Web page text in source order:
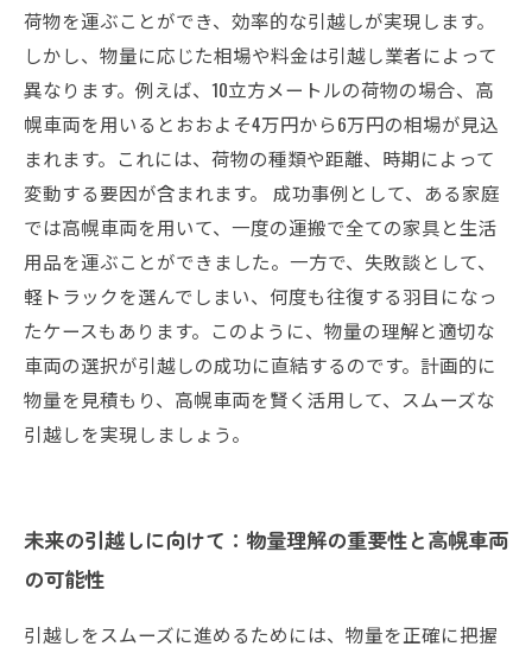
荷物を運ぶことができ、効率的な引越しが実現します。
しかし、物量に応じた相場や料金は引越し業者によって
異なります。例えば、10立方メートルの荷物の場合、高
幌車両を用いるとおおよそ4万円から6万円の相場が見込
まれます。これには、荷物の種類や距離、時期によって
変動する要因が含まれます。 成功事例として、ある家庭
では高幌車両を用いて、一度の運搬で全ての家具と生活
用品を運ぶことができました。一方で、失敗談として、
軽トラックを選んでしまい、何度も往復する羽目になっ
たケースもあります。このように、物量の理解と適切な
車両の選択が引越しの成功に直結するのです。計画的に
物量を見積もり、高幌車両を賢く活用して、スムーズな
引越しを実現しましょう。
未来の引越しに向けて：物量理解の重要性と高幌車両
の可能性
引越しをスムーズに進めるためには、物量を正確に把握